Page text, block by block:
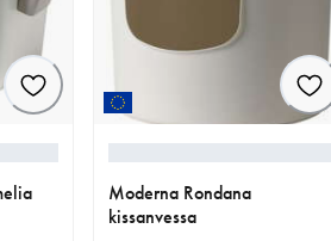
Moderna Rondana
kissanvessa